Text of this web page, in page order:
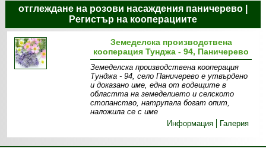
отглеждане на розови насаждения паничерево |
Регистър на кооперациите
Земеделска производствена
кооперация Тунджа - 94, Паничерево
Земеделска производствена кооперация
Тунджа - 94, село Паничерево e утвърдено
и доказано име, една от водещите в
областта на земеделието и селското
стопанство, натрупала богат опит,
наложила се с име
Информация
Галерия